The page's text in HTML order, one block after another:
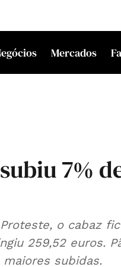
Mercados
7%
o cabaz
259,52 euros.
subidas.